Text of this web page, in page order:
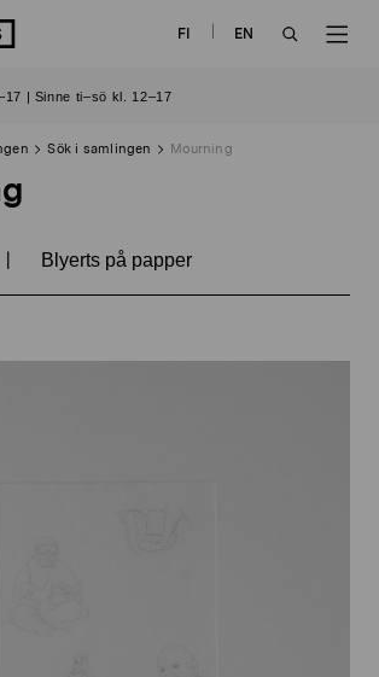
FI
EN
| Sinne ti–sö kl. 12–17
Sök i samlingen Mourning
| Blyerts på papper